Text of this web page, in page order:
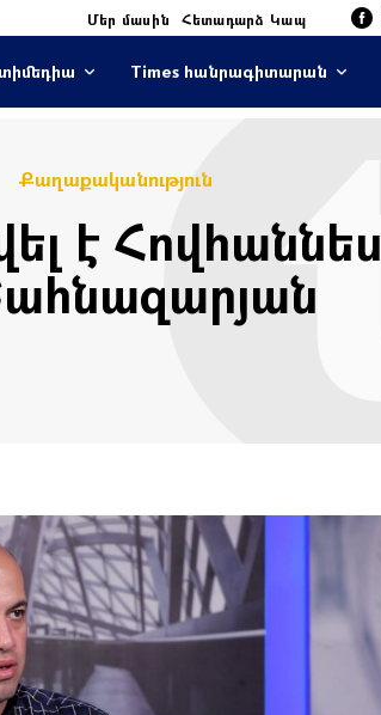
Մեր մասին Հետադարձ Կապ
Times հանրագիտարան
Քաղաքականություն
է Հովհաննես